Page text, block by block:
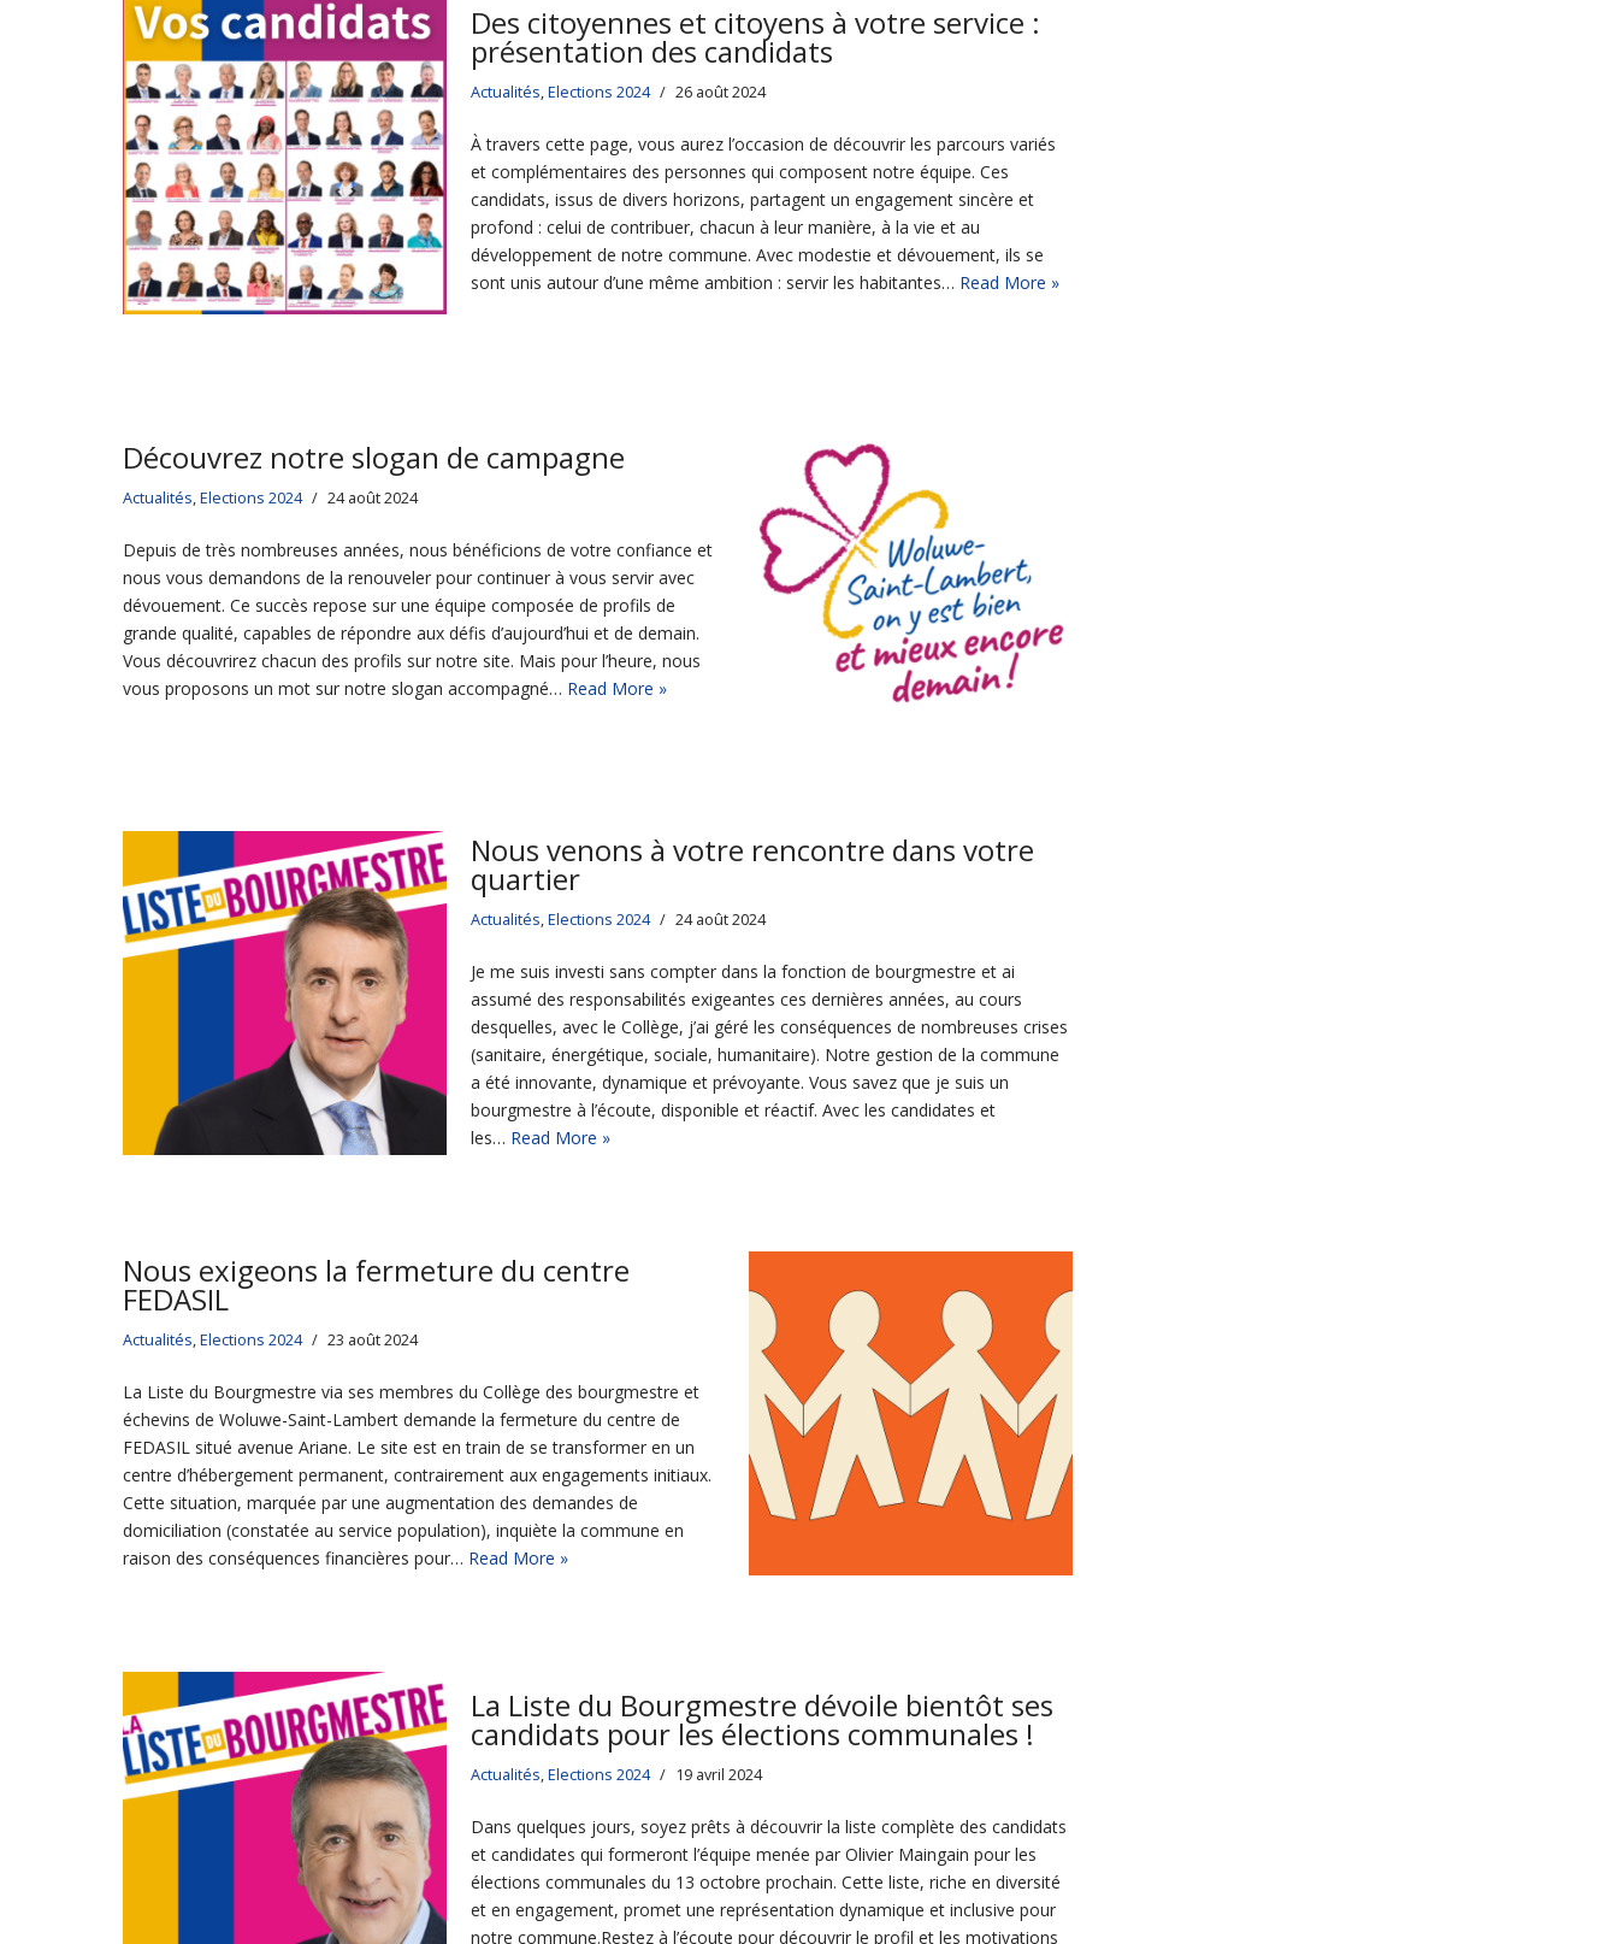
Des citoyennes et citoyens à votre service :
présentation des candidats
Actualités,Elections 2024 26 août 2024
À travers cette page, vous aurez l’occasion de découvrir les parcours variés
et complémentaires des personnes qui composent notre équipe. Ces
candidats, issus de divers horizons, partagent un engagement sincère et
profond : celui de contribuer, chacun à leur manière, à la vie et au
développement de notre commune. Avec modestie et dévouement, ils se
sont unis autour d’une même ambition : servir les habitantes… Read More »
Découvrez notre slogan de campagne
Actualités,Elections 2024 24 août 2024
Depuis de très nombreuses années, nous bénéficions de votre confiance et
nous vous demandons de la renouveler pour continuer à vous servir avec
dévouement. Ce succès repose sur une équipe composée de profils de
grande qualité, capables de répondre aux défis d’aujourd’hui et de demain.
Vous découvrirez chacun des profils sur notre site. Mais pour l’heure, nous
vous proposons un mot sur notre slogan accompagné… Read More »
Nous venons à votre rencontre dans votre
quartier
Actualités,Elections 2024 24 août 2024
Je me suis investi sans compter dans la fonction de bourgmestre et ai
assumé des responsabilités exigeantes ces dernières années, au cours
desquelles, avec le Collège, j’ai géré les conséquences de nombreuses crises
(sanitaire, énergétique, sociale, humanitaire). Notre gestion de la commune
a été innovante, dynamique et prévoyante. Vous savez que je suis un
bourgmestre à l’écoute, disponible et réactif. Avec les candidates et
les… Read More »
Nous exigeons la fermeture du centre
FEDASIL
Actualités,Elections 2024 23 août 2024
La Liste du Bourgmestre via ses membres du Collège des bourgmestre et
échevins de Woluwe-Saint-Lambert demande la fermeture du centre de
FEDASIL situé avenue Ariane. Le site est en train de se transformer en un
centre d’hébergement permanent, contrairement aux engagements initiaux.
Cette situation, marquée par une augmentation des demandes de
domiciliation (constatée au service population), inquiète la commune en
raison des conséquences financières pour… Read More »
La Liste du Bourgmestre dévoile bientôt ses
candidats pour les élections communales !
Actualités,Elections 2024 19 avril 2024
Dans quelques jours, soyez prêts à découvrir la liste complète des candidats
et candidates qui formeront l’équipe menée par Olivier Maingain pour les
élections communales du 13 octobre prochain. Cette liste, riche en diversité
et en engagement, promet une représentation dynamique et inclusive pour
notre commune.Restez à l’écoute pour découvrir le profil et les motivations